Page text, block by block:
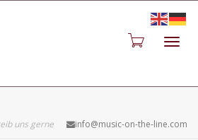
uns gerne info@music-on-the-line.com